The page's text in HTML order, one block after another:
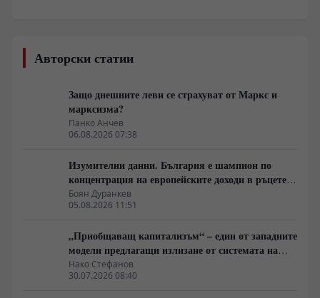
Авторски статии
Защо днешните леви се страхуват от Маркс и
марксизма?
Панко Анчев
06.08.2026 07:38
Изумителни данни. България е шампион по
концентрация на европейските доходи в ръцете
на най-богатия 1%, надминава и САЩ
Боян Дуранкев
05.08.2026 11:51
„Приобщаващ капитализъм“ – един от западните
модели предлагащи излизане от системата на
неолиберализма
Нако Стефанов
30.07.2026 08:40